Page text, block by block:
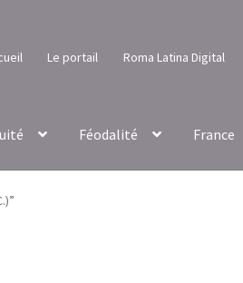
Le portail Roma Latina Digital
Féodalité France